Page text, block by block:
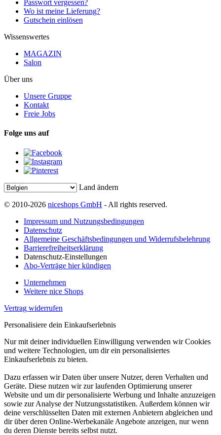
Passwort vergessen?
Wo ist meine Lieferung?
Gutschein einlösen
Wissenswertes
MAGAZIN
Salon
Über uns
Unsere Gruppe
Kontakt
Freie Jobs
Folge uns auf
Land ändern
© 2010-2026 niceshops GmbH - All rights reserved.
Impressum und Nutzungsbedingungen
Datenschutz
Allgemeine Geschäftsbedingungen und Widerrufsbelehrung
Barrierefreiheitserklärung
Datenschutz-Einstellungen
Abo-Verträge hier kündigen
Unternehmen
Weitere nice Shops
Vertrag widerrufen
Personalisiere dein Einkaufserlebnis
Nur mit deiner individuellen Einwilligung verwenden wir Cookies
und weitere Technologien, um dir ein personalisiertes
Einkaufserlebnis zu bieten.
Dazu erfassen wir Daten über unsere Nutzer, deren Verhalten und
Geräte. Diese nutzen wir zur laufenden Optimierung unserer
Website und um dir personalisierte Werbung und Inhalte anzuzeigen
sowie zur Analyse der Nutzungsstatistiken. Außerdem können wir
deine verschlüsselten Daten mit externen Anbietern abgleichen und
dir über deren Online-Werbekanäle Angebote anzeigen, nur wenn
du deren Dienste bereits selbst nutzt.